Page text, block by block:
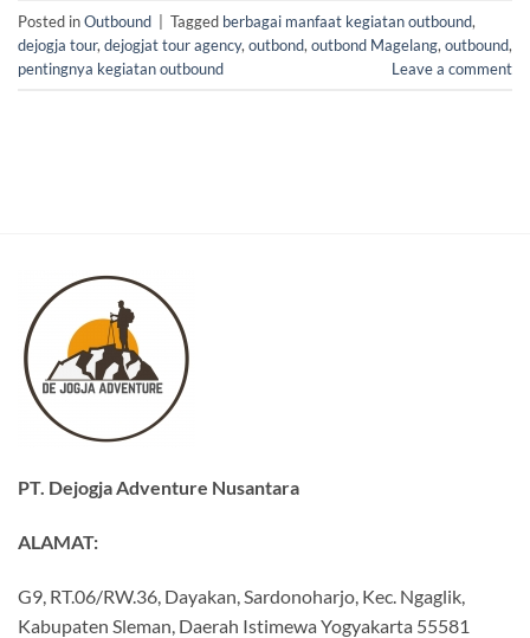
Posted inOutbound Tagged berbagai manfaat kegiatan outbound,
dejogja tour, dejogjat tour agency, outbond, outbond Magelang, outbound,
pentingnya kegiatan outbound
Leave a comment
PT. Dejogja Adventure Nusantara
ALAMAT:
G9, RT.06/RW.36, Dayakan, Sardonoharjo, Kec. Ngaglik,
Kabupaten Sleman, Daerah Istimewa Yogyakarta 55581